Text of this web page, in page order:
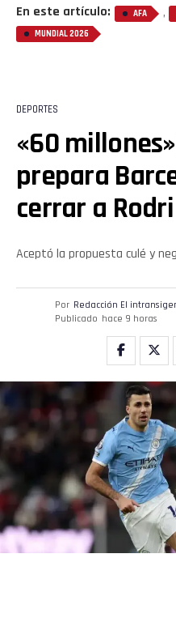
En este artículo: AFA ,
MUNDIAL 2026
DEPORTES
«60
prepara
cerrar a Rodri
Aceptó la propuesta culé y
Por Redacción El
Publicado hace 9 horas